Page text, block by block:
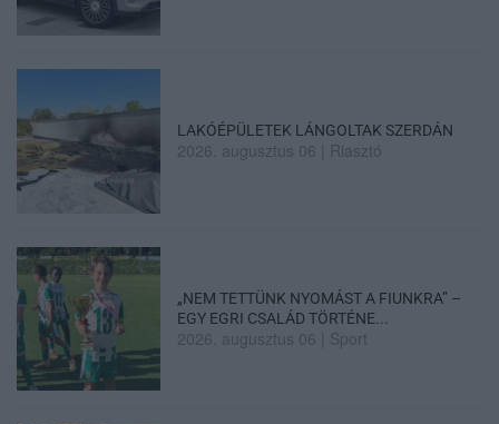
LAKÓÉPÜLETEK LÁNGOLTAK SZERDÁN
2026. augusztus 06 Riasztó
„NEM TETTÜNK NYOMÁST A FIUNKRA” –
EGY EGRI CSALÁD TÖRTÉNE...
2026. augusztus 06 Sport